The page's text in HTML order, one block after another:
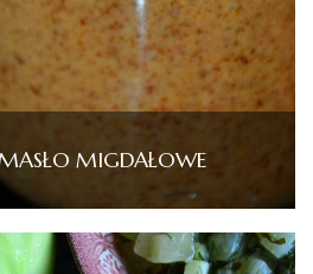
MIGDAŁOWE